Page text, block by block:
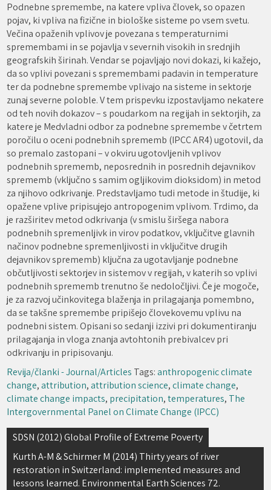
Podnebne spremembe, na katere vpliva človek, so opazen
pojav, ki vpliva na fizične in biološke sisteme po vsem svetu.
Večina opaženih vplivov je povezana s temperaturnimi
spremembami in se pojavlja v severnih visokih in srednjih
geografskih širinah. Vendar se pojavljajo novi dokazi, ki kažejo,
da so vplivi povezani s spremembami padavin in temperature
ter da podnebne spremembe vplivajo na sisteme in sektorje
zunaj severne poloble. V tem prispevku izpostavljamo nekatere
od teh novih dokazov – s poudarkom na regijah in sektorjih, za
katere je Medvladni odbor za podnebne spremembe v četrtem
poročilu o oceni podnebnih sprememb (IPCC AR4) ugotovil, da
so premalo zastopani – v okviru ugotovljenih vplivov
podnebnih sprememb, neposrednih in posrednih dejavnikov
sprememb (vključno s samim ogljikovim dioksidom) in metod
za njihovo odkrivanje. Predstavljamo tudi metode in študije, ki
opažene vplive pripisujejo antropogenim vplivom. Trdimo, da
je razširitev metod odkrivanja (v smislu širšega nabora
podnebnih spremenljivk in virov podatkov, vključitve glavnih
načinov podnebne spremenljivosti in vključitve drugih
dejavnikov sprememb) ključna za ugotavljanje podnebne
občutljivosti sektorjev in sistemov v regijah, v katerih so vplivi
podnebnih sprememb trenutno še nedoločljivi. Če je mogoče,
je za razvoj učinkovitega blaženja in prilagajanja pomembno,
da se takšne spremembe pripišejo človekovemu vplivu na
podnebni sistem. Opisani so sedanji izzivi pri dokumentiranju
prilagajanja in vloga znanja avtohtonih prebivalcev pri
odkrivanju in pripisovanju.
Revija/članki - Journal/Articles Tags:anthropogenic climate
change,attribution,attribution science,climate change,
climate change impacts, precipitation,temperatures, The
Intergovernmental Panel on Climate Change (IPCC)
Navigacija
prispevka
SDSN (2012) Global Profile of Extreme Poverty
Kurth A-M & Schirmer M (2014) Thirty years of river
restoration in Switzerland: implemented measures and
lessons learned. Environmental Earth Sciences 72.